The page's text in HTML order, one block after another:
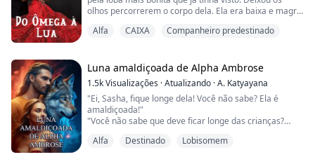
olhos percorrerem o corpo dela. Ela era baixa e magra,
seca e suas calças apertadas.
dela, azuis como gelo, e ele parou de respirar por um
momento.
Enquanto ele estava congelado, seu lobo esta...
Alfa CAIXA Companheiro predestinado
Luna amaldiçoada de Alpha Ambrose
1.5kVisualizações ·Atualizando ·A. Katyayana
"Ei, Sasha, fique longe dela! Você não sabe? Ela é
amaldiçoada!"
"Você não sabe que deve ficar longe das crianças?
"Não se esqueça que você é a amaldiçoada."
Alfa Destinado Lobisomem